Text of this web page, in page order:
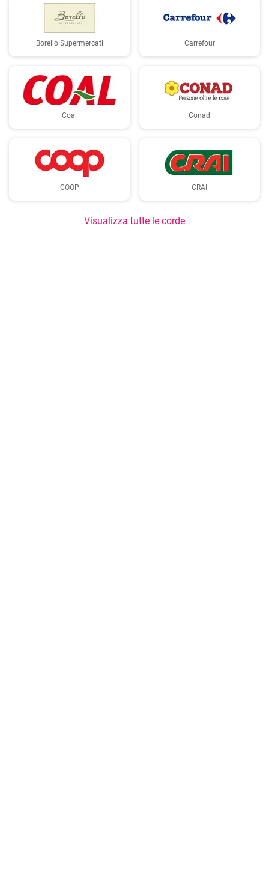
Borello Supermercati Carrefour
Coal Conad
COOP CRAI
Visualizza tutte le corde